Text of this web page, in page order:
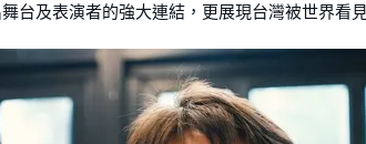
台及表演者的強大連結，更展現台灣被世界看